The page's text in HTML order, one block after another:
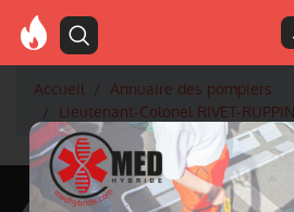
Accueil
Annuaire des pompiers
Lieutenant-Colonel RIVET-
<Retour à la liste